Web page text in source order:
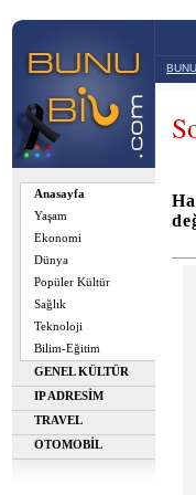
Anasayfa
Yaşam
Ekonomi
Dünya
Popüler Kültür
Sağlık
Teknoloji
Bilim-Eğitim
GENEL KÜLTÜR
IP ADRESİM
TRAVEL
OTOMOBİL